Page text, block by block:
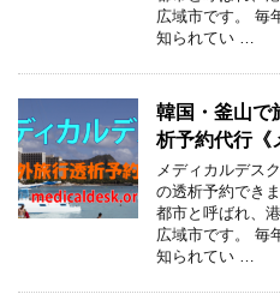
広域市です。 毎
知られてい …
韓国・釜山で
析予約代行《
メディカルデス
の透析予約でき
都市と呼ばれ、
広域市です。 毎
知られてい …